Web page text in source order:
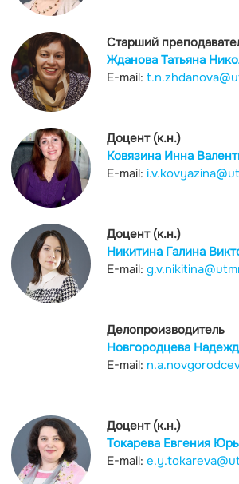
Старший
Жданова Татьяна
E-mail:
Доцент (к.н.)
Ковязина Инна
E-mail:
Доцент (к.н.)
Никитина Галина
E-mail:
Делопроизводитель
Новгородцева
E-mail:
Доцент (к.н.)
Токарева Евгения
E-mail: